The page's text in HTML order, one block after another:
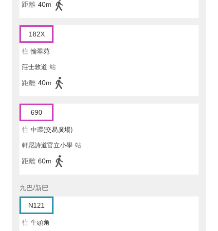
距離 40m
182X
往 愉翠苑
莊士敦道 站
距離 40m
690
往 中環(交易廣場)
軒尼詩道官立小學 站
距離 60m
九巴/新巴
N121
往 牛頭角